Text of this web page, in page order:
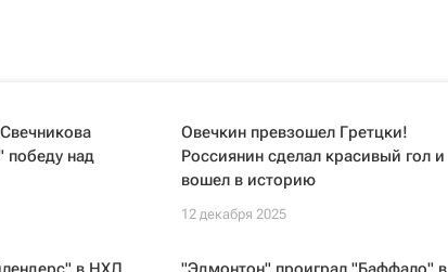
победу над
Овечкин превзошел Гретцки!
Россиянин сделал красивый гол и
вошел в историю
12 декабря 2025